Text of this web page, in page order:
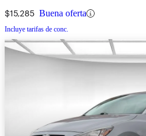
$15,285 Buena oferta
Incluye tarifas de conc.